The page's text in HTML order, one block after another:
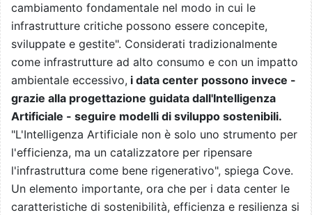
cambiamento fondamentale nel modo in cui le
infrastrutture critiche possono essere concepite,
sviluppate e gestite". Considerati tradizionalmente
come infrastrutture ad alto consumo e con un impatto
ambientale eccessivo, i data center possono invece -
grazie alla progettazione guidata dall'Intelligenza
Artificiale - seguire modelli di sviluppo sostenibili.
"L'Intelligenza Artificiale non è solo uno strumento per
l'efficienza, ma un catalizzatore per ripensare
l'infrastruttura come bene rigenerativo", spiega Cove.
Un elemento importante, ora che per i data center le
caratteristiche di sostenibilità, efficienza e resilienza si